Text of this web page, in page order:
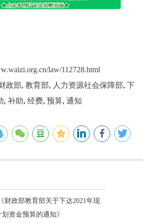
law/112728.html
政部,教育部, 人力资源社会保障部,下
,补助,经费,预算,通知
财政部教育部关于下达2021年现
资金预算的通知》